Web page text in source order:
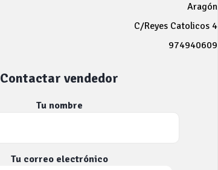
Aragón
C/Reyes Catolicos 4
974940609
Contactar vendedor
Tu nombre
Tu correo electrónico